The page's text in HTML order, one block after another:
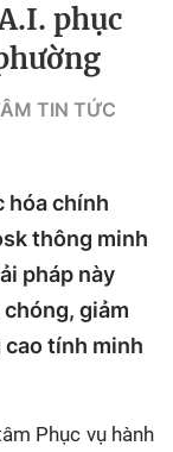
phục
TIN TỨC
hóa chính
thông minh
pháp này
giảm
cao tính minh
Phục vụ hành